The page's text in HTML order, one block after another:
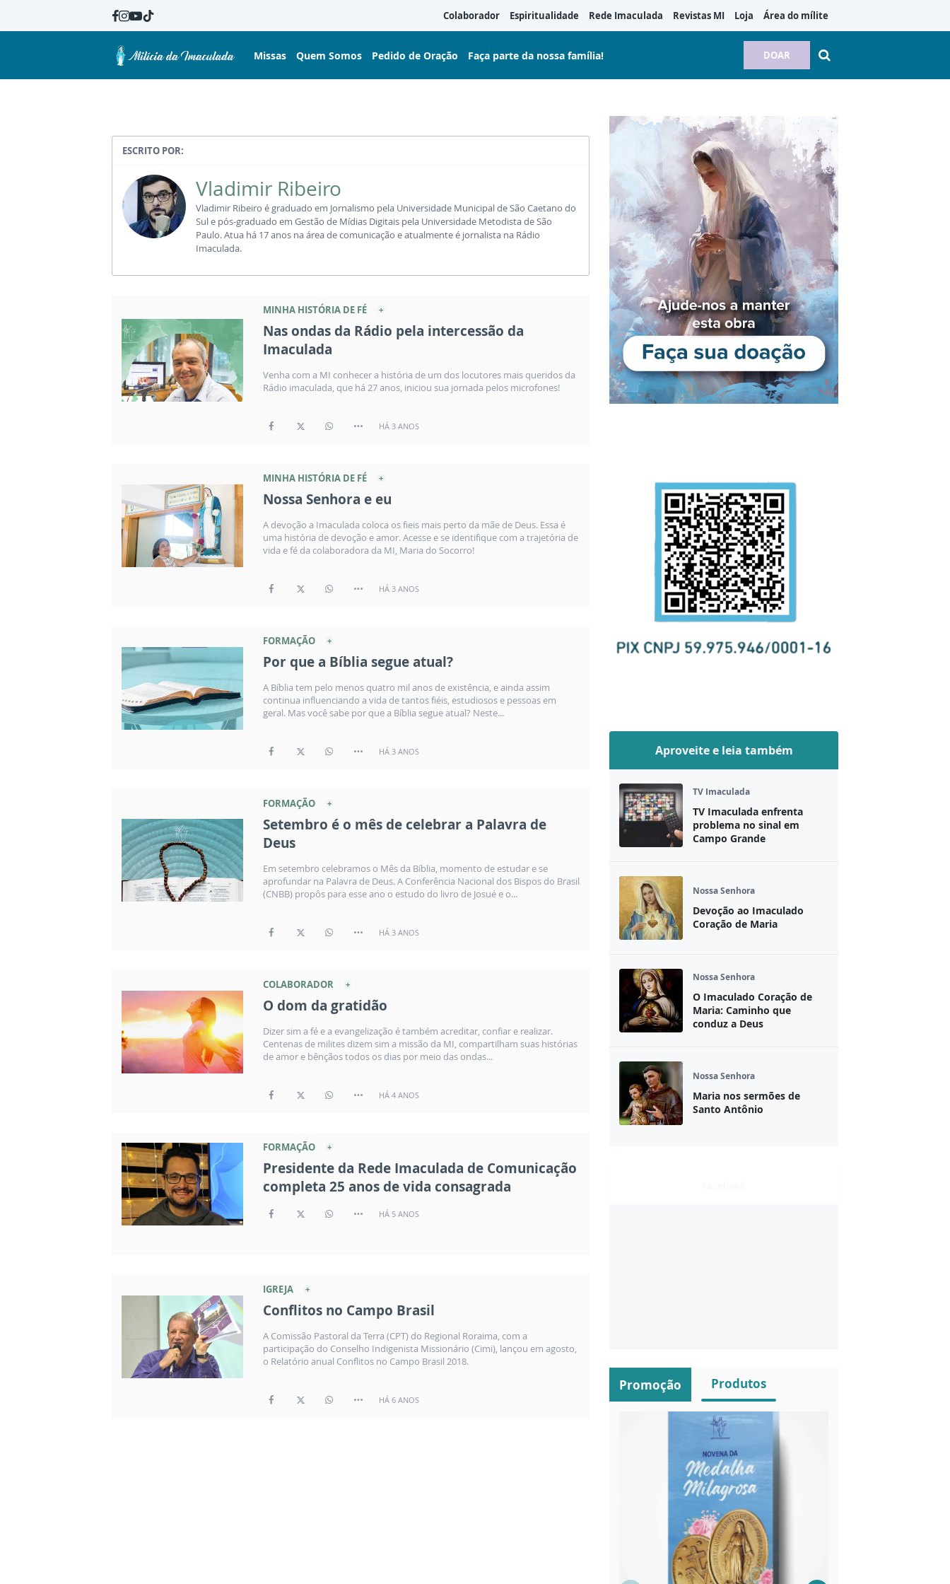
Colaborador Espiritualidade Rede Imaculada Revistas MI Loja Área do mílite
Missas Quem Somos Pedido de Oração Faça parte da nossa família! DOAR
ESCRITO POR:
Vladimir Ribeiro
Vladimir Ribeiro é graduado em Jornalismo pela Universidade Municipal de São Caetano do
Sul e pós-graduado em Gestão de Mídias Digitais pela Universidade Metodista de São
Paulo. Atua há 17 anos na área de comunicação e atualmente é jornalista na Rádio
Imaculada.
MINHA HISTÓRIA DE FÉ
Nas ondas da Rádio pela intercessão da
Imaculada
Venha com a MI conhecer a história de um dos locutores mais queridos da
Rádio imaculada, que há 27 anos, iniciou sua jornada pelos microfones!
HÁ 3 ANOS
MINHA HISTÓRIA DE FÉ
Nossa Senhora e eu
A devoção a Imaculada coloca os fieis mais perto da mãe de Deus. Essa é
uma história de devoção e amor. Acesse e se identifique com a trajetória de
vida e fé da colaboradora da MI, Maria do Socorro!
HÁ 3 ANOS
FORMAÇÃO
Por que a Bíblia segue atual?
A Bíblia tem pelo menos quatro mil anos de existência, e ainda assim
continua influenciando a vida de tantos fiéis, estudiosos e pessoas em
geral. Mas você sabe por que a Bíblia segue atual? Neste...
HÁ 3 ANOS
FORMAÇÃO
Setembro é o mês de celebrar a Palavra de
Deus
Em setembro celebramos o Mês da Bíblia, momento de estudar e se
aprofundar na Palavra de Deus. A Conferência Nacional dos Bispos do Brasil
(CNBB) propôs para esse ano o estudo do livro de Josué e o...
HÁ 3 ANOS
COLABORADOR
O dom da gratidão
Dizer sim a fé e a evangelização é também acreditar, confiar e realizar.
Centenas de milites dizem sim a missão da MI, compartilham suas histórias
de amor e bênçãos todos os dias por meio das ondas...
HÁ 4 ANOS
FORMAÇÃO
Presidente da Rede Imaculada de Comunicação
completa 25 anos de vida consagrada
HÁ 5 ANOS
IGREJA
Conflitos no Campo Brasil
A Comissão Pastoral da Terra (CPT) do Regional Roraima, com a
participação do Conselho Indigenista Missionário (Cimi), lançou em agosto,
o Relatório anual Conflitos no Campo Brasil 2018.
HÁ 6 ANOS
Promoção Produtos
Aproveite e leia também
TV Imaculada
TV Imaculada enfrenta
problema no sinal em
Campo Grande
Nossa Senhora
Devoção ao Imaculado
Coração de Maria
Nossa Senhora
O Imaculado Coração de
Maria: Caminho que
conduz a Deus
Nossa Senhora
Maria nos sermões de
Santo Antônio